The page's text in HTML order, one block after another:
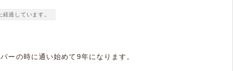
過しています。
ーの時に通い始めて9年になります。